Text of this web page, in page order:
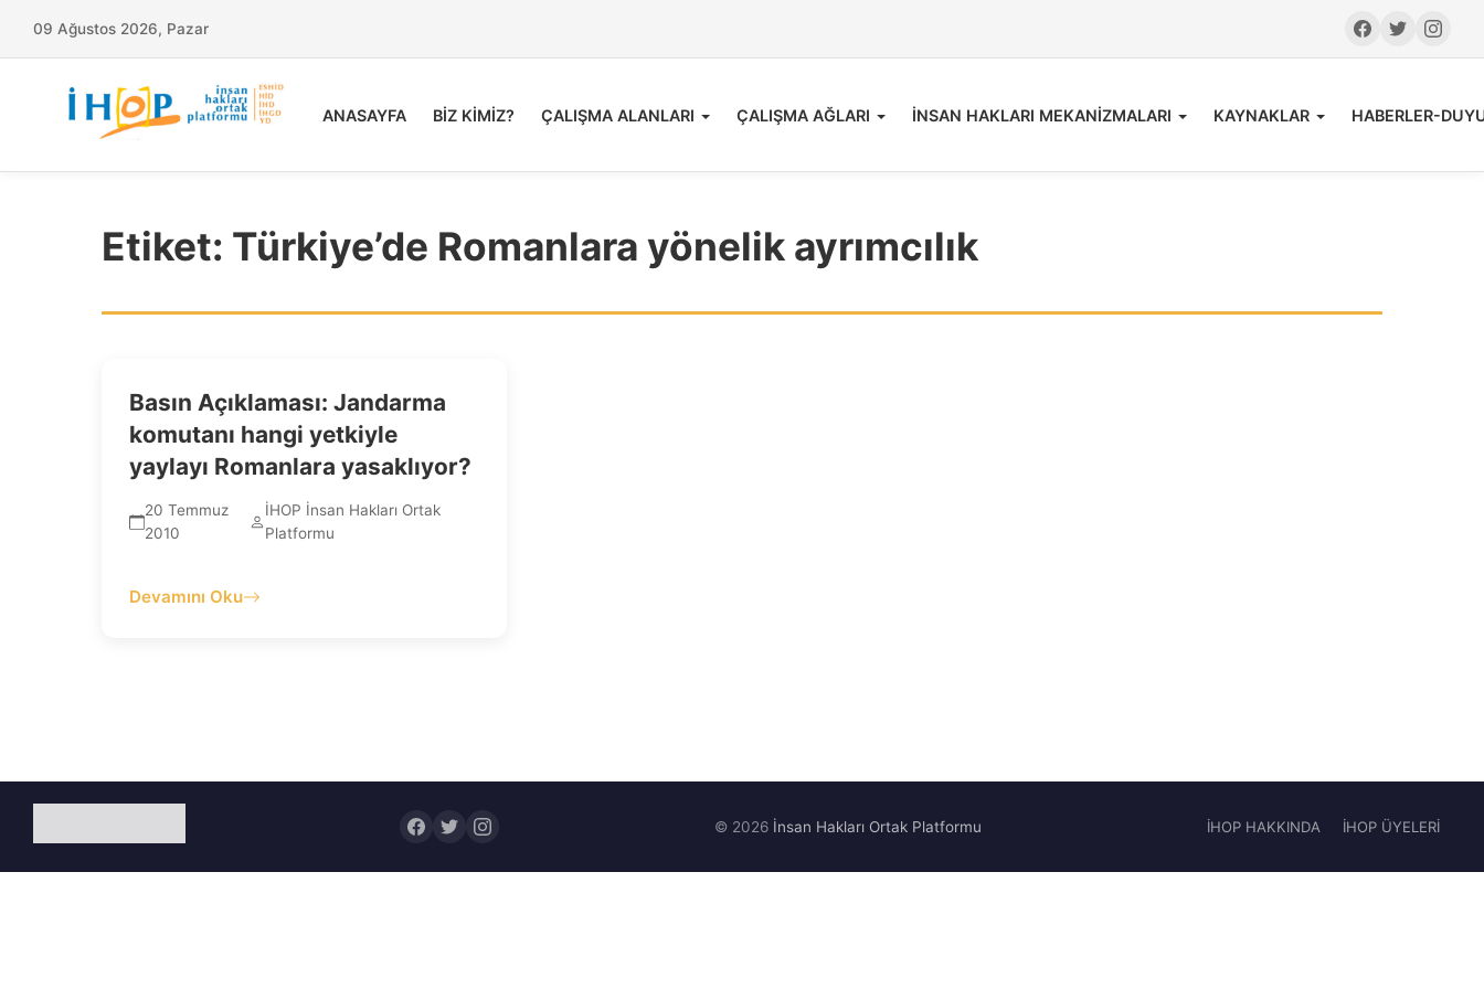
09 Ağustos 2026, Pazar
ANASAYFA BİZ KİMİZ? ÇALIŞMA ALANLARI ÇALIŞMA AĞLARI İNSAN HAKLARI MEKANİZMALARI KAYNAKLAR HABERLER-
Etiket: Türkiye’de Romanlara yönelik ayrımcılık
Basın Açıklaması: Jandarma
komutanı hangi yetkiyle
yaylayı Romanlara yasaklıyor?
20 Temmuz
2010
İHOP İnsan Hakları Ortak
Platformu
Devamını Oku
© 2026 İnsan Hakları Ortak Platformu İHOP HAKKINDA İHOP ÜYELERİ